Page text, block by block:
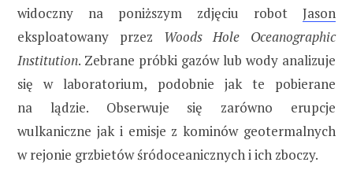
widoczny na poniższym zdjęciu robot Jason
eksploatowany przez Woods Hole Oceanographic
Institution. Zebrane próbki gazów lub wody analizuje
się w laboratorium, podobnie jak te pobierane
na lądzie. Obserwuje się zarówno erupcje
wulkaniczne jak i emisje z kominów geotermalnych
w rejonie grzbietów śródoceanicznych i ich zboczy.